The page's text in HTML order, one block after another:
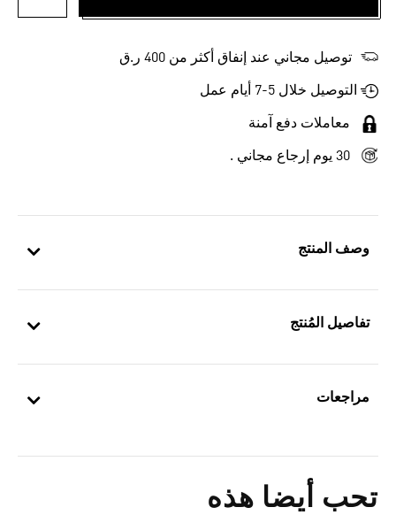
وصف المنتج
تفاصيل المُنتج
مراجعات
تحب أيضا هذه
توصيل مجاني عند إنفاق أكثر من 400 ر.ق
التوصيل خلال 5-7 أيام عمل
معاملات دفع آمنة